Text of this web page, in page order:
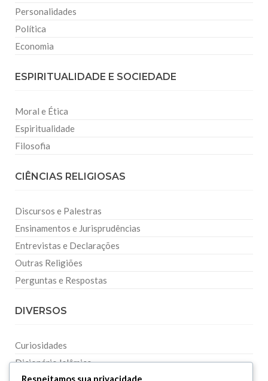
Personalidades
Política
Economia
ESPIRITUALIDADE E SOCIEDADE
Moral e Ética
Espiritualidade
Filosofia
CIÊNCIAS RELIGIOSAS
Discursos e Palestras
Ensinamentos e Jurisprudências
Entrevistas e Declarações
Outras Religiões
Perguntas e Respostas
DIVERSOS
Curiosidades
Dicionário Islâmico
Respeitamos sua privacidade